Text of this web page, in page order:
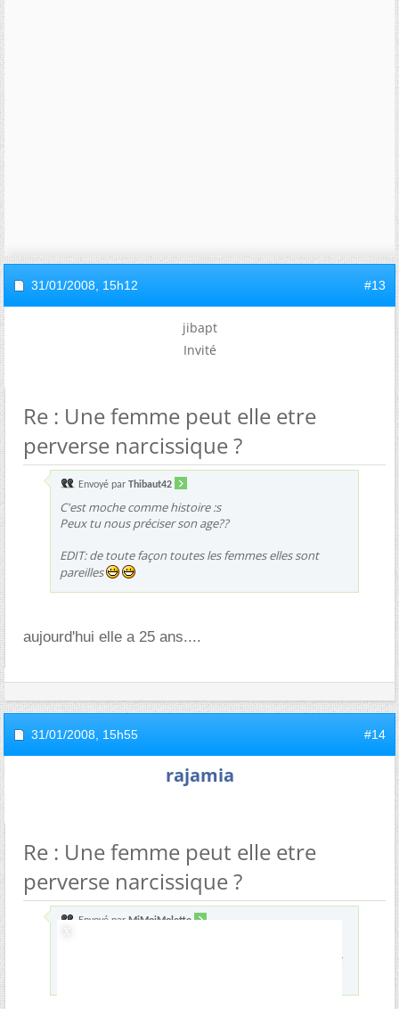
31/01/2008, 15h12 #13
jibapt
Invité
Re : Une femme peut elle etre
perverse narcissique ?
Envoyé par Thibaut42
C'est moche comme histoire :s
Peux tu nous préciser son age??
EDIT: de toute façon toutes les femmes elles sont
pareilles
aujourd'hui elle a 25 ans....
31/01/2008, 15h55 #14
rajamia
Re : Une femme peut elle etre
perverse narcissique ?
Envoyé par MiMoiMolette